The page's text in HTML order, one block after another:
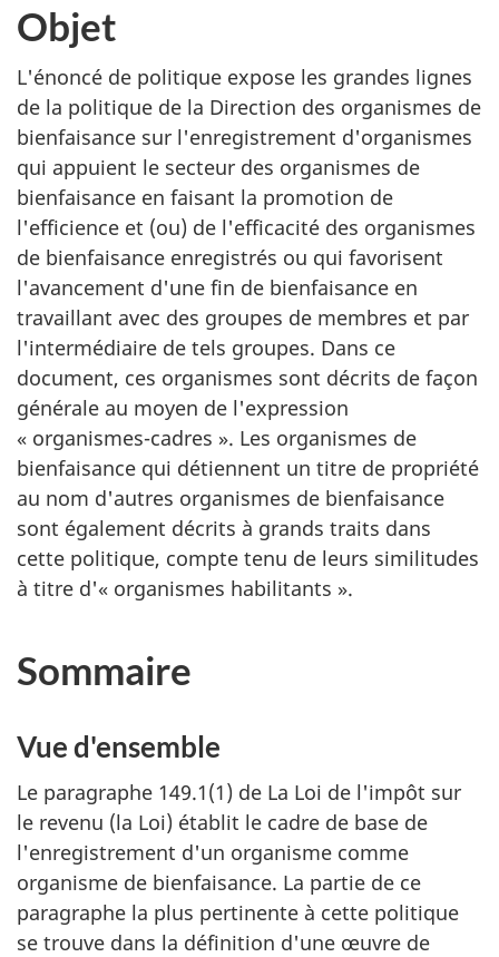
Objet
L'énoncé de politique expose les grandes lignes
de la politique de la Direction des organismes de
bienfaisance sur l'enregistrement d'organismes
qui appuient le secteur des organismes de
bienfaisance en faisant la promotion de
l'efficience et (ou) de l'efficacité des organismes
de bienfaisance enregistrés ou qui favorisent
l'avancement d'une fin de bienfaisance en
travaillant avec des groupes de membres et par
l'intermédiaire de tels groupes. Dans ce
document, ces organismes sont décrits de façon
générale au moyen de l'expression
« organismes-cadres ». Les organismes de
bienfaisance qui détiennent un titre de propriété
au nom d'autres organismes de bienfaisance
sont également décrits à grands traits dans
cette politique, compte tenu de leurs similitudes
à titre d'« organismes habilitants ».
Sommaire
Vue d'ensemble
Le paragraphe 149.1(1) de La Loi de l'impôt sur
le revenu (la Loi) établit le cadre de base de
l'enregistrement d'un organisme comme
organisme de bienfaisance. La partie de ce
paragraphe la plus pertinente à cette politique
se trouve dans la définition d'une œuvre de